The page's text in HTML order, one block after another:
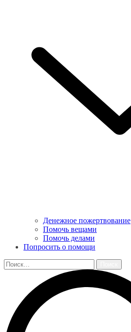
Денежное пожертвование
Помочь вещами
Помочь делами
Попросить о помощи
Найти: